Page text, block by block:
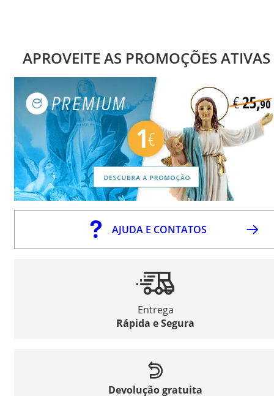
APROVEITE AS PROMOÇÕES ATIVAS
AJUDA E CONTATOS
Entrega
Rápida e Segura
Devolução gratuita